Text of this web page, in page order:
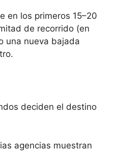
en los primeros 15–20
de recorrido (en
una nueva bajada
deciden el destino
agencias muestran